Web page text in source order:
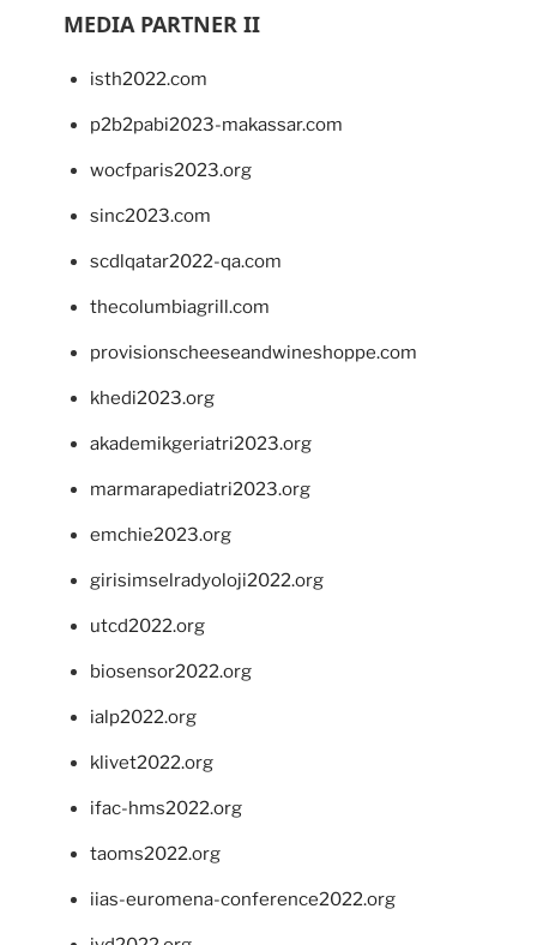
MEDIA PARTNER II
isth2022.com
p2b2pabi2023-makassar.com
wocfparis2023.org
sinc2023.com
scdlqatar2022-qa.com
thecolumbiagrill.com
provisionscheeseandwineshoppe.com
khedi2023.org
akademikgeriatri2023.org
marmarapediatri2023.org
emchie2023.org
girisimselradyoloji2022.org
utcd2022.org
biosensor2022.org
ialp2022.org
klivet2022.org
ifac-hms2022.org
taoms2022.org
iias-euromena-conference2022.org